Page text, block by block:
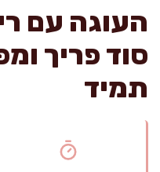
העוגה עם
סוד פריך
תמיד